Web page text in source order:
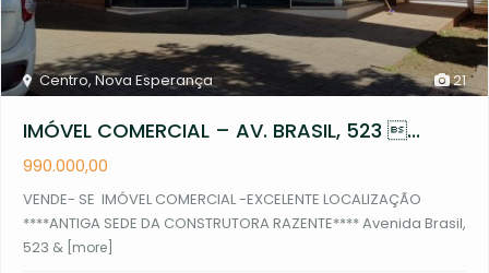
21
Centro,Nova Esperança
IMÓVEL COMERCIAL – AV. BRASIL, 523 ...
990.000,00
VENDE- SE IMÓVEL COMERCIAL -EXCELENTE LOCALIZAÇÃO
****ANTIGA SEDE DA CONSTRUTORA RAZENTE**** Avenida Brasil,
523 & [more]